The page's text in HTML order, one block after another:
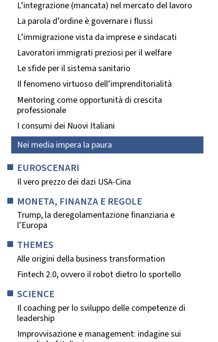
L’integrazione (mancata) nel mercato del lavoro
La parola d’ordine è governare i flussi
L’immigrazione vista da imprese e sindacati
Lavoratori immigrati preziosi per il welfare
Le sfide per il sistema sanitario
Il fenomeno virtuoso dell’imprenditorialità
Mentoring come opportunità di crescita
professionale
I consumi dei Nuovi Italiani
Nei media impera la paura
EUROSCENARI
Il vero prezzo dei dazi USA-Cina
MONETA, FINANZA E REGOLE
Trump, la deregolamentazione finanziaria e
l’Europa
THEMES
Alle origini della business transformation
Fintech 2.0, ovvero il robot dietro lo sportello
SCIENCE
Il coaching per lo sviluppo delle competenze di
leadership
Improvvisazione e management: indagine sui